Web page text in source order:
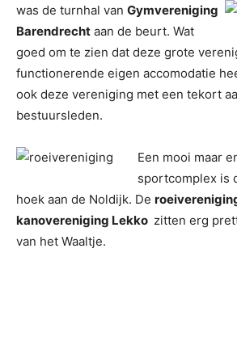
was de turnhal van Gymvereniging
Barendrecht aan de beurt. Wat
goed om te zien dat deze grote
functionerende eigen accomodatie
ook deze vereniging met een tekort
bestuursleden.
Een mooi maar
sportcomplex is
hoek aan de Noldijk. De
kanovereniging Lekko zitten erg
van het Waaltje.